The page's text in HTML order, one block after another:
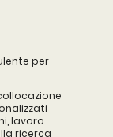
per
lavoro
ricerca